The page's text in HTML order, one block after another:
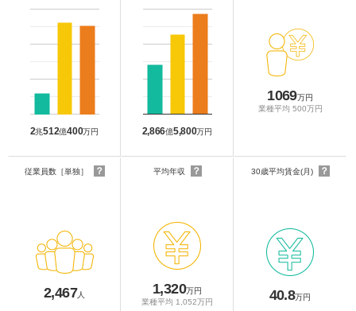
2兆512億400万円 2,866億5,800万円
1069万円
業種平均 500万円
従業員数［単独］ ？
2,467人
平均年収 ？
1,320万円
業種平均 1,052万円
30歳平均賃金(月) ？
40.8万円